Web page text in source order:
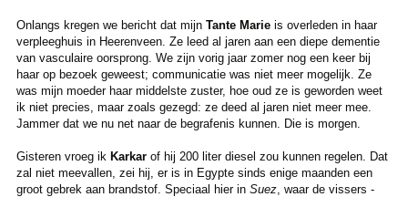
Onlangs kregen we bericht dat mijn Tante Marie is overleden in haar
verpleeghuis in Heerenveen. Ze leed al jaren aan een diepe dementie
van vasculaire oorsprong. We zijn vorig jaar zomer nog een keer bij
haar op bezoek geweest; communicatie was niet meer mogelijk. Ze
was mijn moeder haar middelste zuster, hoe oud ze is geworden weet
ik niet precies, maar zoals gezegd: ze deed al jaren niet meer mee.
Jammer dat we nu net naar de begrafenis kunnen. Die is morgen.
Gisteren vroeg ik Karkarof hij 200 liter diesel zou kunnen regelen. Dat
zal niet meevallen, zei hij, er is in Egypte sinds enige maanden een
groot gebrek aan brandstof. Speciaal hier in Suez, waar de vissers -